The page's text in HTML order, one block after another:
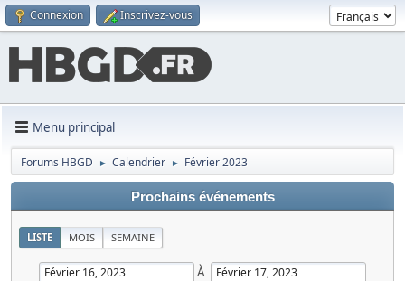
Connexion Inscrivez-vous
Menu principal
Forums HBGD ► Calendrier ► Février 2023
Prochains événements
LISTE MOIS SEMAINE
À